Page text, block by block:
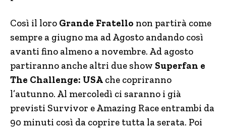
Così il loro Grande Fratello non partirà come
sempre a giugno ma ad Agosto andando così
avanti fino almeno a novembre. Ad agosto
partiranno anche altri due show Superfan e
The Challenge: USA che copriranno
l’autunno. Al mercoledì ci saranno i già
previsti Survivor e Amazing Race entrambi da
90 minuti così da coprire tutta la serata. Poi